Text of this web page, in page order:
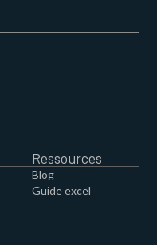
Ressources
Blog
Guide excel